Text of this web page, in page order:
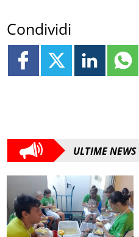
Condividi
ULTIME NEWS